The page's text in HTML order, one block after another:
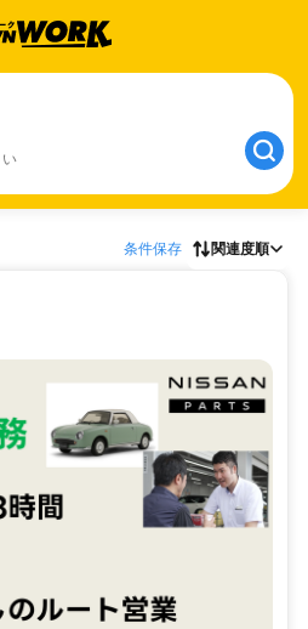
条件保存 関連度順